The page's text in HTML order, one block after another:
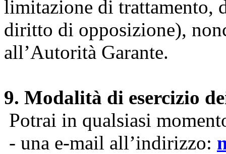
limitazione di trattamento,
diritto di opposizione),
all’Autorità Garante.
9. Modalità di esercizio
Potrai in qualsiasi
- una e-mail all’indirizzo: